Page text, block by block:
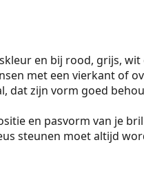
en bij rood, grijs,
met een vierkant of
dat zijn vorm goed
en pasvorm van je
steunen moet altijd